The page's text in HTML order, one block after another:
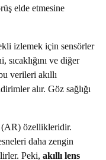
elde etmesine
izlemek için sensörler
ve diğer
verileri akıllı
alır. Göz sağlığı
(AR) özellikleridir.
daha zengin
Peki, akıllı lens